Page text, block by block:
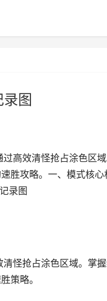
图
高效清怪抢占涂色区
胜攻略。一、模式核心
录图
怪抢占涂色区域。掌
策略。